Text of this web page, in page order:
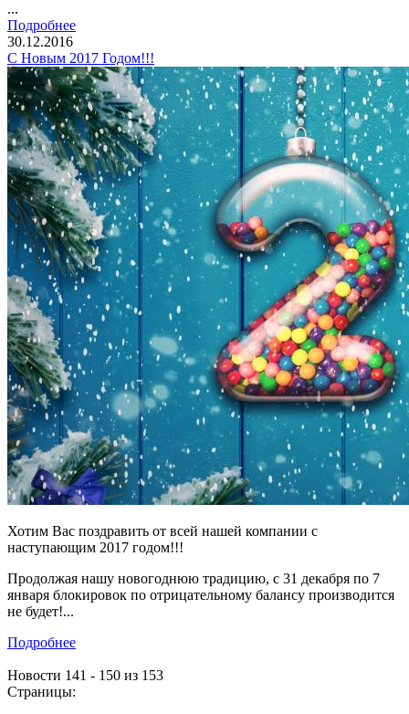
...
Подробнее
30.12.2016
С Новым 2017 Годом!!!
Хотим Вас поздравить от всей нашей компании c
наступающим 2017 годом!!!
Продолжая нашу новогоднюю традицию, с 31 декабря по 7
января блокировок по отрицательному балансу производится
не будет!...
Подробнее
Новости 141 - 150 из 153
Страницы: